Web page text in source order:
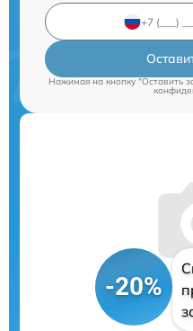
Нажимая на кнопку "Оставить
-20%